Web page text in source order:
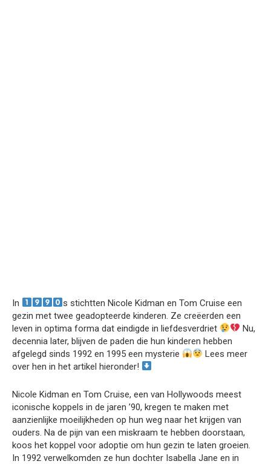
In
s stichtten Nicole Kidman en Tom Cruise een
gezin met twee geadopteerde kinderen. Ze creëerden een
leven in optima forma dat eindigde in liefdesverdriet
Nu,
decennia later, blijven de paden die hun kinderen hebben
afgelegd sinds 1992 en 1995 een mysterie
Lees meer
over hen in het artikel hieronder!
Nicole Kidman en Tom Cruise, een van Hollywoods meest
iconische koppels in de jaren ’90, kregen te maken met
aanzienlijke moeilijkheden op hun weg naar het krijgen van
ouders. Na de pijn van een miskraam te hebben doorstaan,
koos het koppel voor adoptie om hun gezin te laten groeien.
In 1992 verwelkomden ze hun dochter Isabella Jane en in